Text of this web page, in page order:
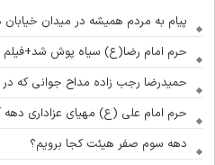
پیام به مردم همیشه در میدان خیابان
حرم امام رضا(ع) سیاه پوش شد+فیلم
حمیدرضا رجب زاده مداح جوانی که در
حرم امام علی (ع) مهیای عزاداری دهه
دهه سوم صفر هیئت کجا برویم؟